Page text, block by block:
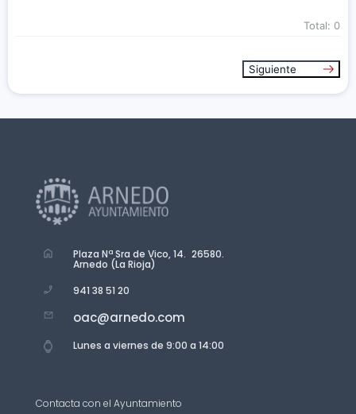
Total: 0
Siguiente
Plaza Nª Sra de Vico, 14. 26580.
Arnedo (La Rioja)
941 38 51 20
oac@arnedo.com
Lunes a viernes de 9:00 a 14:00
Contacta con el Ayuntamiento